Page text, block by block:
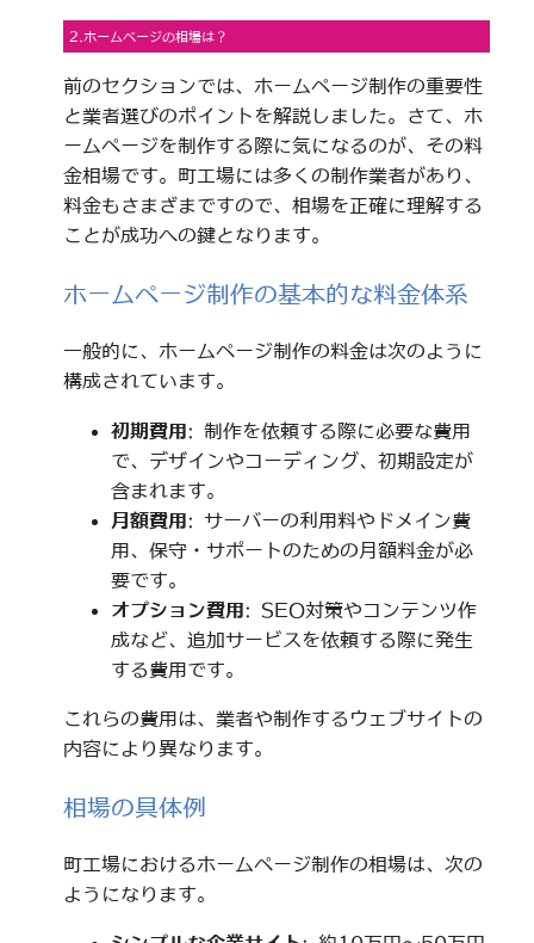
2.ホームページの相場は？
前のセクションでは、ホームページ制作の重要性
と業者選びのポイントを解説しました。さて、ホ
ームページを制作する際に気になるのが、その料
金相場です。町工場には多くの制作業者があり、
料金もさまざまですので、相場を正確に理解する
ことが成功への鍵となります。
ホームページ制作の基本的な料金体系
一般的に、ホームページ制作の料金は次のように
構成されています。
初期費用: 制作を依頼する際に必要な費用
で、デザインやコーディング、初期設定が
含まれます。
月額費用: サーバーの利用料やドメイン費
用、保守・サポートのための月額料金が必
要です。
オプション費用: SEO対策やコンテンツ作
成など、追加サービスを依頼する際に発生
する費用です。
これらの費用は、業者や制作するウェブサイトの
内容により異なります。
相場の具体例
町工場におけるホームページ制作の相場は、次の
ようになります。